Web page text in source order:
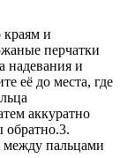
краям и
перчатки
надевания и
её до места, где
аккуратно
обратно.3.
между пальцами